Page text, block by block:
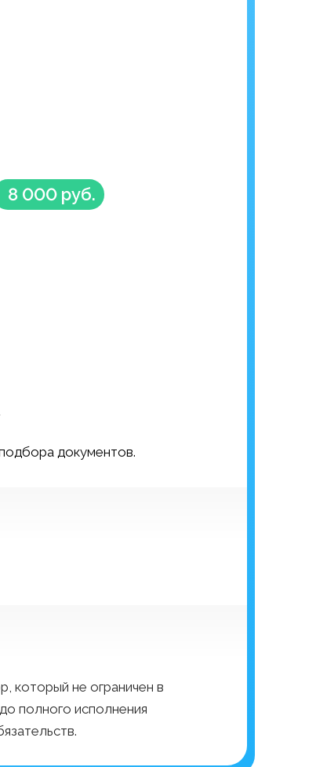
который не ограничен в
полного исполнения
документов.
8 000 руб.